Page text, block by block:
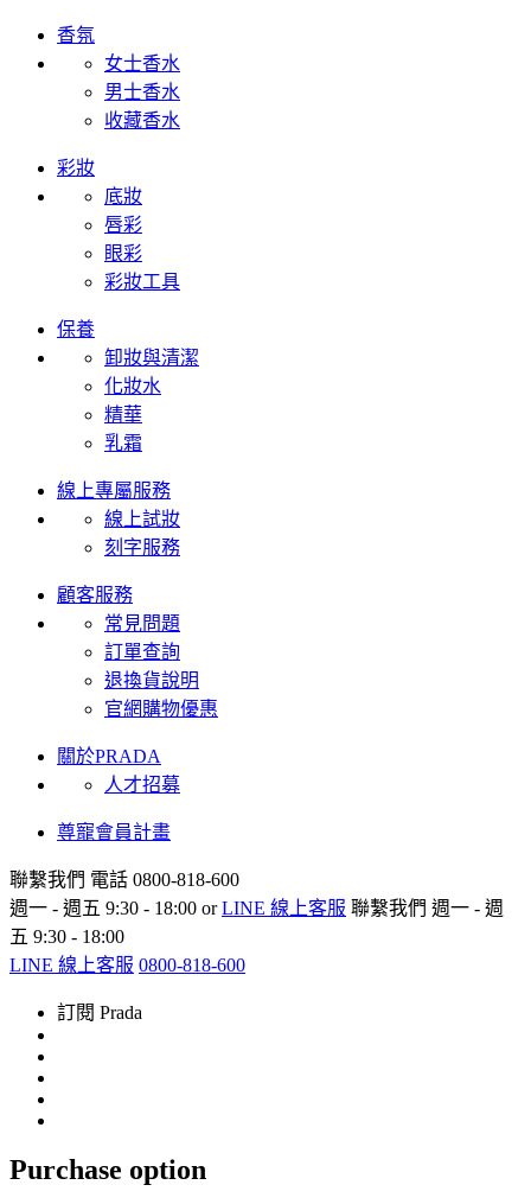
香氛
女士香水
男士香水
收藏香水
彩妝
底妝
唇彩
眼彩
彩妝工具
保養
卸妝與清潔
化妝水
精華
乳霜
線上專屬服務
線上試妝
刻字服務
顧客服務
常見問題
訂單查詢
退換貨說明
官網購物優惠
關於PRADA
人才招募
尊寵會員計畫
聯繫我們 電話 0800-818-600
週一 - 週五 9:30 - 18:00 orLINE 線上客服 聯繫我們 週一 - 週
五 9:30 - 18:00
LINE 線上客服 0800-818-600
訂閱 Prada
Purchase option